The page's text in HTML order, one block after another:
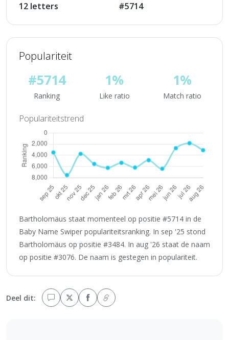
12 letters #5714
Populariteit
#5714
Ranking
1%
Like ratio
1%
Match ratio
Populariteitstrend
Bartholomäus staat momenteel op positie #5714 in de
Baby Name Swiper populariteitsranking. In sep '25 stond
Bartholomäus op positie #3484. In aug '26 staat de naam
op positie #3076. De naam is gestegen in populariteit.
Deel dit: